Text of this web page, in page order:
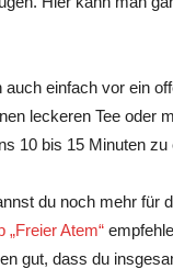
einfach vor ein
leckeren Tee oder
10 bis 15 Minuten zu
du noch mehr für
„Freier Atem“
gut, dass du